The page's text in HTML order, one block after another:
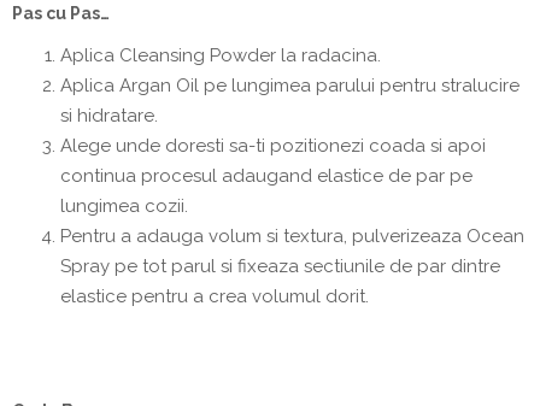
Pas cu Pas…
Aplica Cleansing Powder la radacina.
Aplica Argan Oil pe lungimea parului pentru stralucire
si hidratare.
Alege unde doresti sa-ti pozitionezi coada si apoi
continua procesul adaugand elastice de par pe
lungimea cozii.
Pentru a adauga volum si textura, pulverizeaza Ocean
Spray pe tot parul si fixeaza sectiunile de par dintre
elastice pentru a crea volumul dorit.